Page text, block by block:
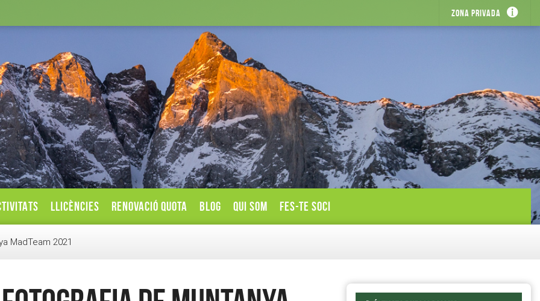
Zona privada
LLICÈNCIES RENOVACIÓ QUOTA BLOG QUI SOM FES-TE SOCI
MadTeam 2021